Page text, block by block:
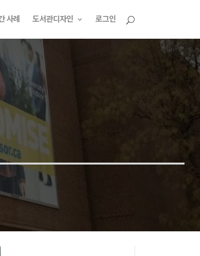
사례 도서관디자인 로그인